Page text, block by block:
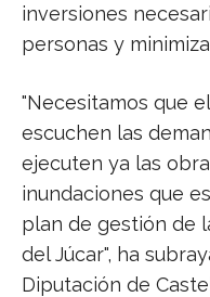
inversiones
personas y
"Necesitamos que
escuchen las
ejecuten ya las
inundaciones que
plan de gestión de
del Júcar", ha
Diputación de